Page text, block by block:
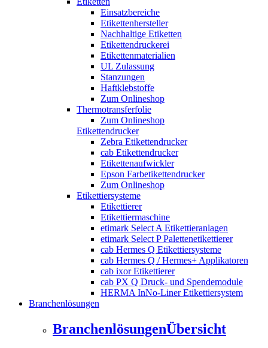
Einsatzbereiche
Etikettenhersteller
Nachhaltige Etiketten
Etikettendruckerei
Etikettenmaterialien
UL Zulassung
Stanzungen
Haftklebstoffe
Zum Onlineshop
Thermotransferfolie
Zum Onlineshop
Etikettendrucker
Zebra Etikettendrucker
cab Etikettendrucker
Etikettenaufwickler
Epson Farbetikettendrucker
Zum Onlineshop
Etikettiersysteme
Etikettierer
Etikettiermaschine
etimark Select A Etikettieranlagen
etimark Select P Palettenetikettierer
cab Hermes Q Etikettiersysteme
cab Hermes Q / Hermes+ Applikatoren
cab ixor Etikettierer
cab PX Q Druck- und Spendemodule
HERMA InNo-Liner Etikettiersystem
Branchenlösungen
BranchenlösungenÜbersicht